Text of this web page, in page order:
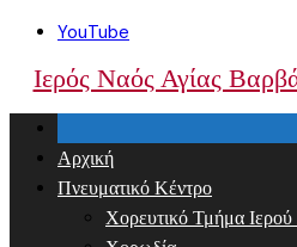
Skip
content
YouTube
Ιερός Ναός Αγίας
Αρχική
Πνευματικό Κέντρο
Χορευτικό Τμήμα